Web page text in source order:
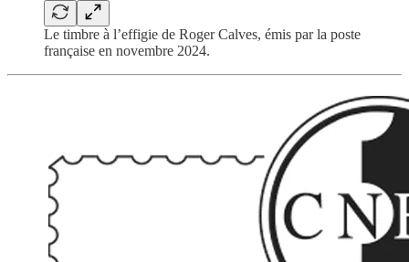
Le timbre à l’effigie de Roger Calves, émis par la poste
française en novembre 2024.